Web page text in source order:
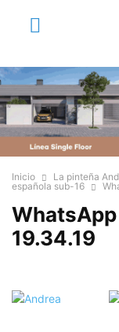
Inicio
La pinteña
española sub-16
19.34.19